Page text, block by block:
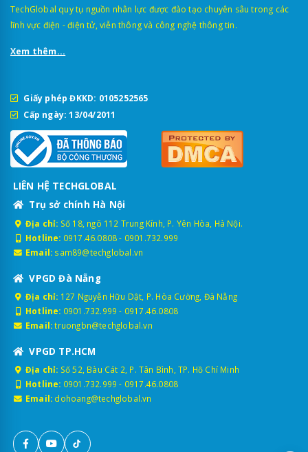
TechGlobal quy tụ nguồn nhân lực được đào tạo chuyên sâu trong các
lĩnh vực điện - điện tử, viễn thông và công nghệ thông tin.
Xem thêm...
Giấy phép ĐKKD: 0105252565
Cấp ngày: 13/04/2011
LIÊN HỆ TECHGLOBAL
Trụ sở chính Hà Nội
Địa chỉ: Số 18, ngõ 112 Trung Kính, P. Yên Hòa, Hà Nội.
Hotline: 0917.46.0808- 0901.732.999
Email: sam89@techglobal.vn
VPGD Đà Nẵng
Địa chỉ: 127 Nguyễn Hữu Dật, P. Hòa Cường, Đà Nẵng
Hotline: 0901.732.999 - 0917.46.0808
Email: truongbn@techglobal.vn
VPGD TP.HCM
Địa chỉ: Số 52, Bàu Cát 2, P. Tân Bình, TP. Hồ Chí Minh
Hotline: 0901.732.999 - 0917.46.0808
Email: dohoang@techglobal.vn